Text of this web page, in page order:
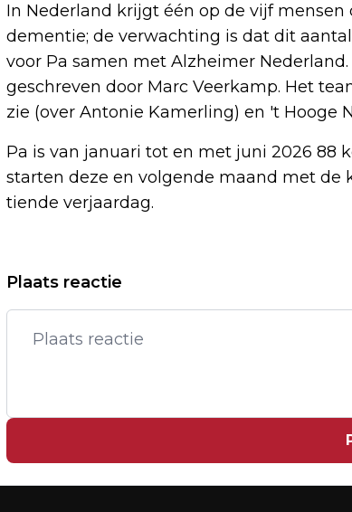
In Nederland krijgt één op de vijf
dementie; de verwachting is dat dit
voor Pa samen met Alzheimer
geschreven door Marc Veerkamp. Het
zie (over Antonie Kamerling) en 't Hooge
Pa is van januari tot en met juni 2026 88
starten deze en volgende maand met de
tiende verjaardag.
Vorig artikel
RUSLAND VERDEDIGT AANVAL KYIV,
MAAR IS OPTIMISTISCH OVER
Plaats reactie